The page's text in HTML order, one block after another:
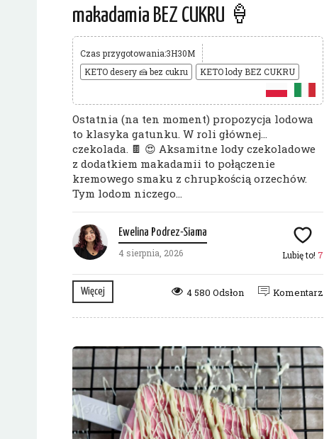
makadamia BEZ CUKRU 🍦
Czas przygotowania:3H30M
KETO desery 🍰 bez cukru
KETO lody BEZ CUKRU
Ostatnia (na ten moment) propozycja lodowa
to klasyka gatunku. W roli głównej…
czekolada. 🍫 😍 Aksamitne lody czekoladowe
z dodatkiem makadamii to połączenie
kremowego smaku z chrupkością orzechów.
Tym lodom niczego...
Ewelina Podrez-Siama
4 sierpnia, 2026 Lubię to! 7
Więcej Komentarz
4 580 Odsłon